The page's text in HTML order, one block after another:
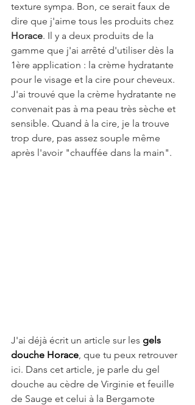
texture sympa. Bon, ce serait faux de
dire que j'aime tous les produits chez
Horace. Il y a deux produits de la
gamme que j'ai arrêté d'utiliser dès la
1ère application : la crème hydratante
pour le visage et la cire pour cheveux.
J'ai trouvé que la crème hydratante ne
convenait pas à ma peau très sèche et
sensible. Quand à la cire, je la trouve
trop dure, pas assez souple même
après l'avoir "chauffée dans la main".
J'ai déjà écrit un article sur les gels
douche Horace, que tu peux retrouver
ici. Dans cet article, je parle du gel
douche au cèdre de Virginie et feuille
de Sauge et celui à la Bergamote